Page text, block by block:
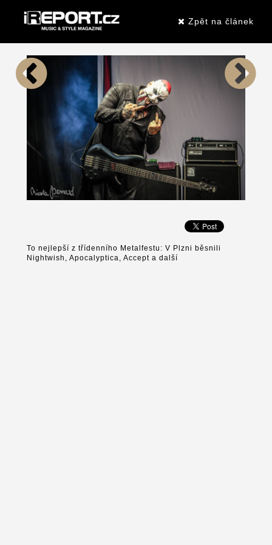
Zpět na článek
To nejlepší z třídenního Metalfestu: V Plzni běsnili
Nightwish, Apocalyptica, Accept a další